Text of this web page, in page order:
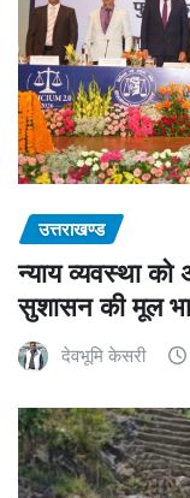
उत्तराखण्ड
न्याय व्यवस्था
सुशासन की मूल
देवभूमि केसरी